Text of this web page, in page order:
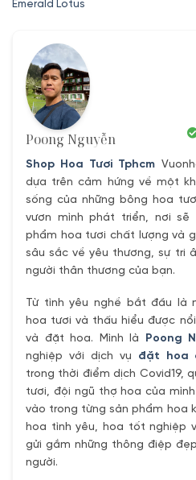
Emerald Lotus680,000₫.
Poong Nguyễn
Shop Hoa Tươi Tphcm
dựa trên cảm hứng về một
sống của những bông hoa
vươn mình phát triển, nơi sẽ
phẩm hoa tươi chất lượng và
sâu sắc về yêu thương, sự tri
người thân thương của bạn.
Từ tình yêu nghề bắt đầu là
hoa tươi và thấu hiểu được
và đặt hoa. Mình là Poong
nghiệp với dịch vụ đặt hoa
trong thời điểm dịch Covid19,
tươi, đội ngũ thợ hoa của
vào trong từng sản phẩm hoa
hoa tình yêu, hoa tốt nghiệp
gửi gắm những thông điệp
người.